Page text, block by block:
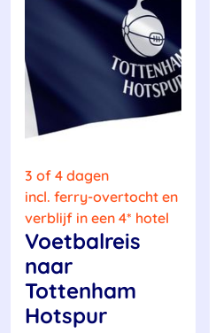
3 of 4 dagen
incl. ferry-overtocht en
verblijf in een 4* hotel
Voetbalreis
naar
Tottenham
Hotspur